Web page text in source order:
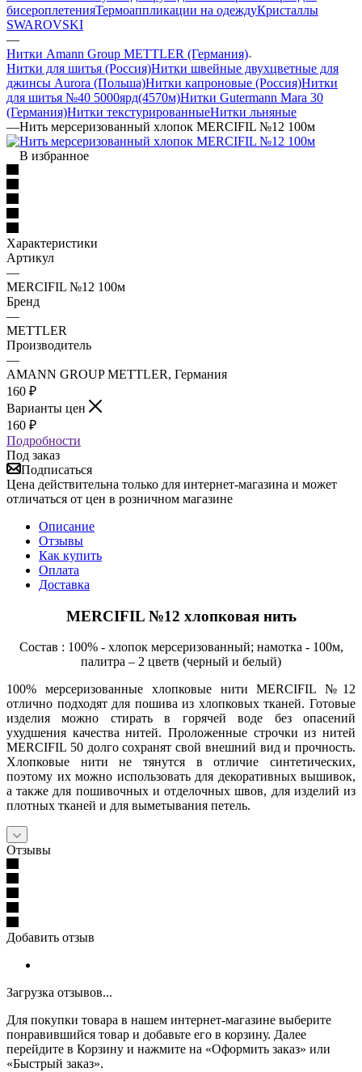
бисероплетенияТермоаппликации на одеждуКристаллы
SWAROVSKI
—
Нитки Amann Group METTLER (Германия)
Нитки для шитья (Россия)Нитки швейные двухцветные для
джинсы Aurora (Польша)Нитки капроновые (Россия)Нитки
для шитья №40 5000ярд(4570м)Нитки Gutermann Mara 30
(Германия)Нитки текстурированныеНитки льняные
—Нить мерсеризованный хлопок MERCIFIL №12 100м
В избранное
Характеристики
Артикул
—
MERCIFIL №12 100м
Бренд
—
METTLER
Производитель
—
AMANN GROUP METTLER, Германия
160 ₽
Варианты цен
160 ₽
Подробности
Под заказ
Подписаться
Цена действительна только для интернет-магазина и может
отличаться от цен в розничном магазине
Описание
Отзывы
Как купить
Оплата
Доставка
MERCIFIL №12 хлопковая нить
Состав : 100% - хлопок мерсеризованный; намотка - 100м,
палитра – 2 цветв (черный и белый)
100% мерсеризованные хлопковые нити MERCIFIL №12
отлично подходят для пошива из хлопковых тканей. Готовые
изделия можно стирать в горячей воде без опасений
ухудшения качества нитей. Проложенные строчки из нитей
MERCIFIL 50 долго сохранят свой внешний вид и прочность.
Хлопковые нити не тянутся в отличие синтетических,
поэтому их можно использовать для декоративных вышивок,
а также для пошивочных и отделочных швов, для изделий из
плотных тканей и для выметывания петель.
Отзывы
Добавить отзыв
Загрузка отзывов...
Для покупки товара в нашем интернет-магазине выберите
понравившийся товар и добавьте его в корзину. Далее
перейдите в Корзину и нажмите на «Оформить заказ» или
«Быстрый заказ».